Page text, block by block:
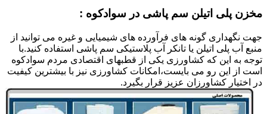
مخزن پلی اتیلن سم پاشی در سوادکوه :
جهت نگهداری گونه های فرآورده های شیمیایی و غیره می توانید از
منبع آب پلی اتیلن یا تانکر آب پلاستیکی سم پاشی استفاده کنید.با
توجه به این که کشاورزی یکی از قطبهای اقتصادی مردم سوادکوه
است از این رو می بایست،امکانات کشاورزی نیز با بیشترین کیفیت
در اختیار کشاورزان عزیز قرار بگیرد.